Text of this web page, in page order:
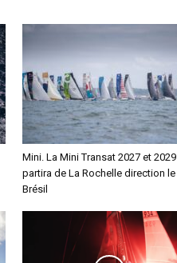
Mini. La Mini Transat 2027 et 2029
partira de La Rochelle direction le
Brésil